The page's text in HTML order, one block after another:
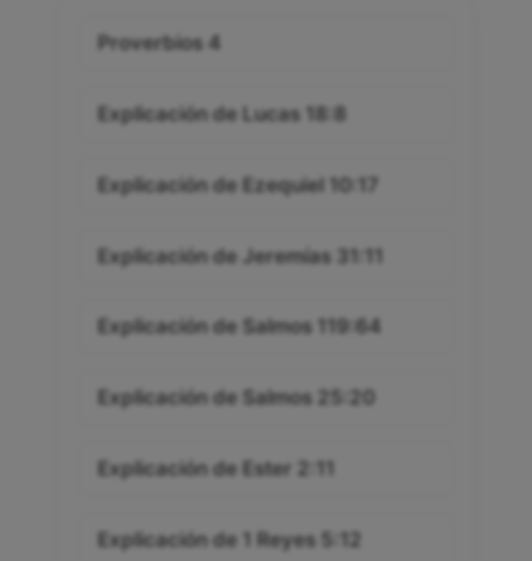
Proverbios 4
Explicación de Lucas 18:8
Explicación de Ezequiel 10:17
Explicación de Jeremías 31:11
Explicación de Salmos 119:64
Explicación de Salmos 25:20
Explicación de Ester 2:11
Explicación de 1 Reyes 5:12